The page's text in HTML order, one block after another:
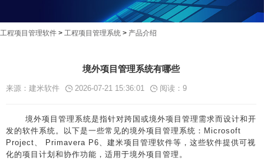
工程项目管理软件 > 工程项目管理系统 > 产品介绍
境外项目管理系统有哪些
来源：建米软件 2026-07-21 15:36:01 阅读： 9
境外项目管理系统是指针对跨国或境外项目管理需求而设计和开
发的软件系统。以下是一些常见的境外项目管理系统：Microsoft
Project、 Primavera P6、建米项目管理软件等，这些软件提供可视
化的项目计划和协作功能，适用于境外项目管理。